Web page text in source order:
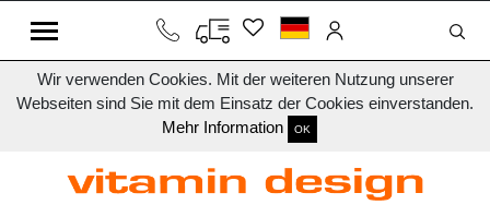
Wir verwenden Cookies. Mit der weiteren Nutzung unserer
Webseiten sind Sie mit dem Einsatz der Cookies einverstanden.
Mehr Information
OK